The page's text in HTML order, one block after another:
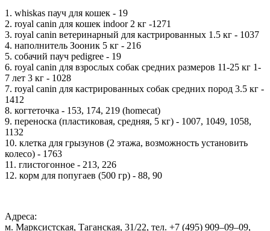
1. whiskas пауч для кошек - 19
2. royal canin для кошек indoor 2 кг -1271
3. royal canin ветеринарный для кастрированных 1.5 кг - 1037
4. наполнитель Зооник 5 кг - 216
5. собачий пауч pedigree - 19
6. royal canin для взрослых собак средних размеров 11-25 кг 1-
7 лет 3 кг - 1028
7. royal canin для кастрированных собак средних пород 3.5 кг -
1412
8. когтеточка - 153, 174, 219 (homecat)
9. переноска (пластиковая, средняя, 5 кг) - 1007, 1049, 1058,
1132
10. клетка для грызунов (2 этажа, возможность установить
колесо) - 1763
11. глистогонное - 213, 226
12. корм для попугаев (500 гр) - 88, 90
Адреса:
м. Марксистская, Таганская, 31/22, тел. +7 (495) 909‒09‒09,